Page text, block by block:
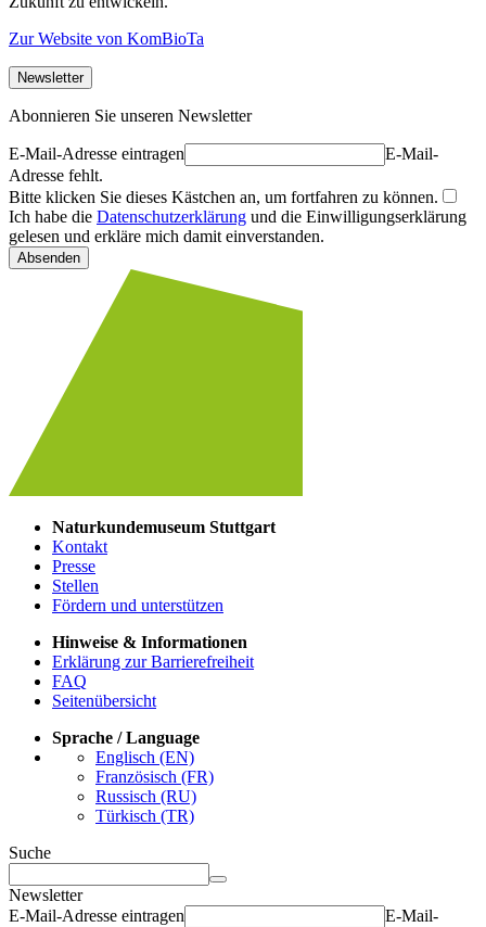
Zur Website von KomBioTa
Newsletter
Abonnieren Sie unseren Newsletter
E-Mail-Adresse eintragen
E-Mail-
Adresse fehlt.
Bitte klicken Sie dieses Kästchen an, um fortfahren zu können.
Ich habe die Datenschutzerklärung und die Einwilligungserklärung
gelesen und erkläre mich damit einverstanden.
Absenden
Naturkundemuseum Stuttgart
Kontakt
Presse
Stellen
Fördern und unterstützen
Hinweise & Informationen
Erklärung zur Barrierefreiheit
FAQ
Seitenübersicht
Sprache / Language
Englisch (EN)
Französisch (FR)
Russisch (RU)
Türkisch (TR)
Suche
Newsletter
E-Mail-Adresse eintragen
E-Mail-